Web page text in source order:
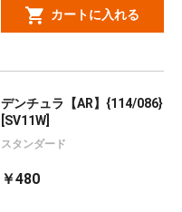
カートに入れる
デンチュラ【AR】{114/086}
[SV11W]
スタンダード
￥480